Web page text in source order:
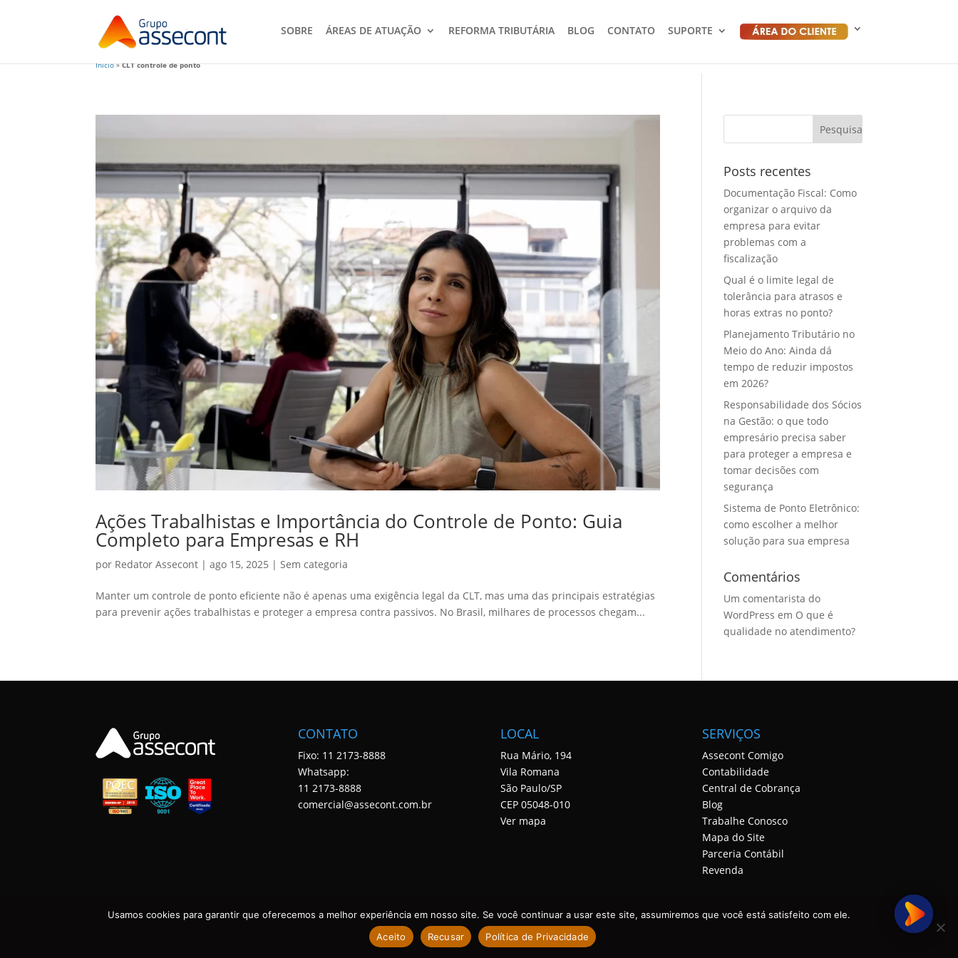
SOBRE ÁREAS DE ATUAÇÃO REFORMA TRIBUTÁRIA BLOG CONTATO SUPORTE
Início»CLT controle de ponto
Ações Trabalhistas e Importância do Controle de Ponto: Guia
Completo para Empresas e RH
por Redator Assecont |ago 15, 2025 |Sem categoria
Manter um controle de ponto eficiente não é apenas uma exigência legal da CLT, mas uma das principais estratégias
para prevenir ações trabalhistas e proteger a empresa contra passivos. No Brasil, milhares de processos chegam...
Posts recentes
Documentação Fiscal: Como
organizar o arquivo da
empresa para evitar
problemas com a
fiscalização
Qual é o limite legal de
tolerância para atrasos e
horas extras no ponto?
Planejamento Tributário no
Meio do Ano: Ainda dá
tempo de reduzir impostos
em 2026?
Responsabilidade dos Sócios
na Gestão: o que todo
empresário precisa saber
para proteger a empresa e
tomar decisões com
segurança
Sistema de Ponto Eletrônico:
como escolher a melhor
solução para sua empresa
Comentários
Um comentarista do
WordPress em O que é
qualidade no atendimento?
CONTATO
Fixo: 11 2173-8888
Whatsapp:
11 2173-8888
comercial@assecont.com.br
LOCAL
Rua Mário, 194
Vila Romana
São Paulo/SP
CEP 05048-010
Ver mapa
SERVIÇOS
Assecont Comigo
Contabilidade
Central de Cobrança
Blog
Trabalhe Conosco
Mapa do Site
Parceria Contábil
Revenda
ASSECONT CONTABILIDADE E TECNOLOGIA • TODOS OS DIREITOS RESERVADOS. DESENVOLVIDO POR ASSECONT.
Usamos cookies para garantir que oferecemos a melhor experiência em nosso site. Se você continuar a usar este site, assumiremos que você está satisfeito com ele.
Aceito
Recusar Política de Privacidade